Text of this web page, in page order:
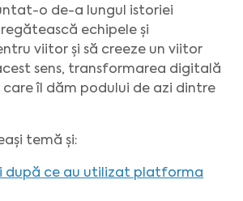
o de-a lungul istoriei
echipele și
viitor și să creeze un viitor
sens, transformarea digitală
care îl dăm podului de azi dintre
temă și:
după ce au utilizat platforma